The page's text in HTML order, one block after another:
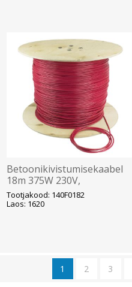
Betoonikivistumisekaabel
18m 375W 230V,
7,82ohm/m (mõõdetav
trumlilt), DEVI
Tootjakood: 140F0182
Laos: 1620
1 2 3